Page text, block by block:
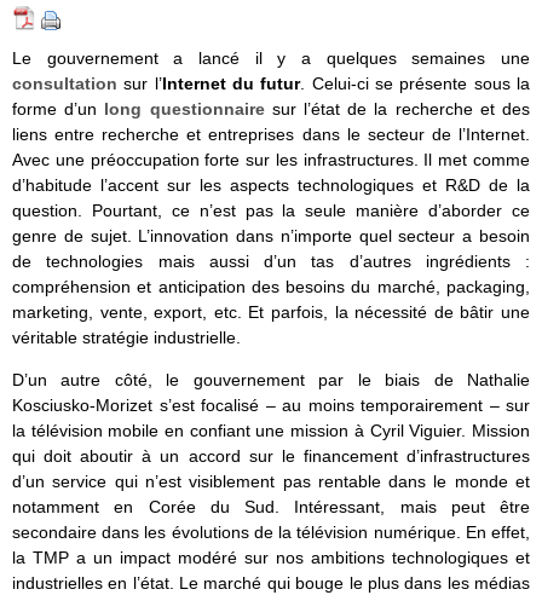
Le gouvernement a lancé il y a quelques semaines une
consultation sur l’Internet du futur. Celui-ci se présente sous la
forme d’un long questionnairesur l’état de la recherche et des
liens entre recherche et entreprises dans le secteur de l’Internet.
Avec une préoccupation forte sur les infrastructures. Il met comme
d’habitude l’accent sur les aspects technologiques et R&D de la
question. Pourtant, ce n’est pas la seule manière d’aborder ce
genre de sujet. L’innovation dans n’importe quel secteur a besoin
de technologies mais aussi d’un tas d’autres ingrédients :
compréhension et anticipation des besoins du marché, packaging,
marketing, vente, export, etc. Et parfois, la nécessité de bâtir une
véritable stratégie industrielle.
D’un autre côté, le gouvernement par le biais de Nathalie
Kosciusko-Morizet s’est focalisé – au moins temporairement – sur
la télévision mobile en confiant une mission à Cyril Viguier. Mission
qui doit aboutir à un accord sur le financement d’infrastructures
d’un service qui n’est visiblement pas rentable dans le monde et
notamment en Corée du Sud. Intéressant, mais peut être
secondaire dans les évolutions de la télévision numérique. En effet,
la TMP a un impact modéré sur nos ambitions technologiques et
industrielles en l’état. Le marché qui bouge le plus dans les médias